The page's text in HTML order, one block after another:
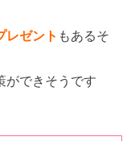
レゼント もあるそ
ができそうです